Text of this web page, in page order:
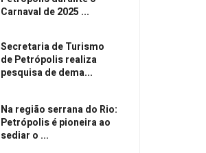
Carnaval de 2025 ...
Secretaria de Turismo
de Petrópolis realiza
pesquisa de dema...
Na região serrana do Rio:
Petrópolis é pioneira ao
sediar o ...